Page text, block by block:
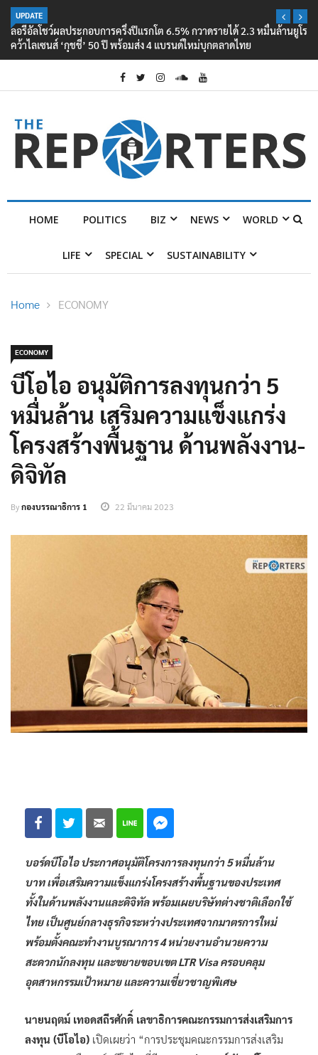
UPDATE
ลอรีอัลโชว์ผลประกอบการครึ่งปีแรกโต 6.5% กวาดรายได้ 2.3 หมื่นล้านยูโร
คว้าไลเซนส์ ‘กุชชี่’ 50 ปี พร้อมส่ง 4 แบรนด์ใหม่บุกตลาดไทย
HOME POLITICS BIZ NEWS WORLD
LIFE SPECIAL SUSTAINABILITY
Home ECONOMY
ECONOMY
บีโอไอ อนุมัติการลงทุนกว่า 5
หมื่นล้าน เสริมความแข็งแกร่ง
โครงสร้างพื้นฐาน ด้านพลังงาน-
ดิจิทัล
Byกองบรรณาธิการ 1 22 มีนาคม 2023
บอร์ดบีโอไอ ประกาศอนุมัติโครงการลงทุนกว่า 5 หมื่นล้าน
บาท เพื่อเสริมความแข็งแกร่งโครงสร้างพื้นฐานของประเทศ
ทั้งในด้านพลังงานและดิจิทัล พร้อมเผยบริษัทต่างชาติเลือกใช้
ไทย เป็นศูนย์กลางธุรกิจระหว่างประเทศจากมาตรการใหม่
พร้อมตั้งคณะทำงานบูรณาการ 4 หน่วยงานอำนวยความ
สะดวกนักลงทุน และขยายขอบเขต LTR Visa ครอบคลุม
อุตสาหกรรมเป้าหมาย และความเชี่ยวชาญพิเศษ
นายนฤตม์ เทอดสถีรศักดิ์ เลขาธิการคณะกรรมการส่งเสริมการ
ลงทุน (บีโอไอ) เปิดเผยว่า “การประชุมคณะกรรมการส่งเสริม